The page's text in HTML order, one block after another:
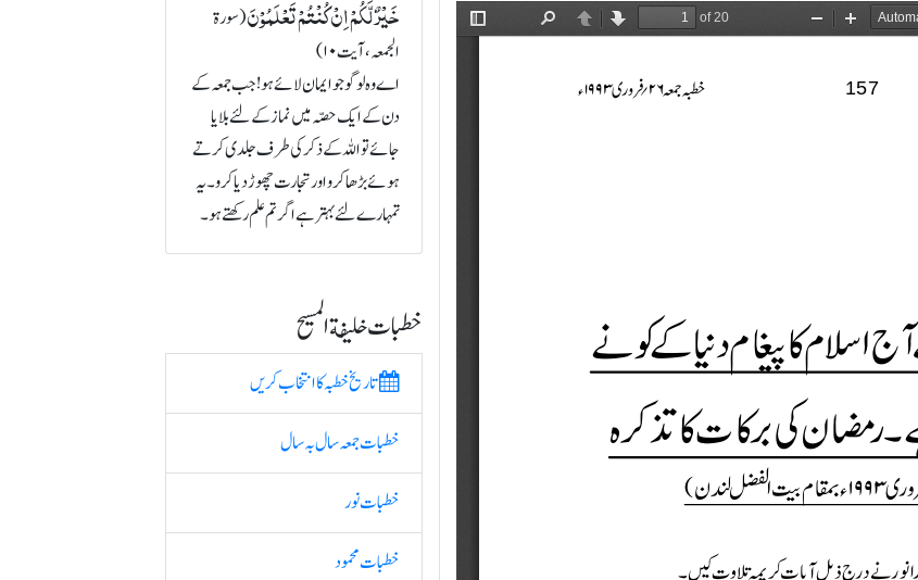
خَیۡرٌ لَّکُمۡ اِنۡ کُنۡتُمۡ تَعۡلَمُوۡنَ(سورة
الجمعہ، آیت ۱۰)
اے وہ لوگو جو ایمان لائے ہو! جب جمعہ کے
دن کے ایک حصّہ میں نماز کے لئے بلایا
جائے تو اللہ کے ذکر کی طرف جلدی کرتے
ہوئے بڑھا کرو اور تجارت چھوڑ دیا کرو۔ یہ
تمہارے لئے بہتر ہے اگر تم علم رکھتے ہو۔
خطبات خلیفة المسیح
تاریخ خطبہ کا انتخاب کریں
خطبات جمعہ سال بہ سال
خطبات نور
خطبات محمود